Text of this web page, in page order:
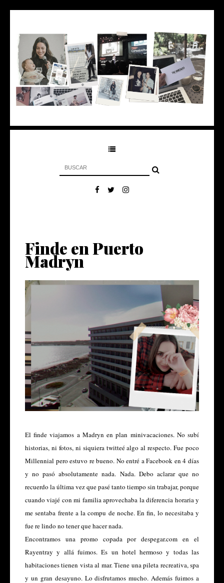
Finde en Puerto
Madryn
El finde viajamos a Madryn en plan minivacaciones. No subí
historias, ni fotos, ni siquiera twitteé algo al respecto. Fue poco
Millennial pero estuvo re bueno. No entré a Facebook en 4 días
y no pasó absolutamente nada. Nada. Debo aclarar que no
recuerdo la última vez que pasé tanto tiempo sin trabajar, porque
cuando viajé con mi familia aprovechaba la diferencia horaria y
me sentaba frente a la compu de noche. En fin, lo necesitaba y
fue re lindo no tener que hacer nada.
Encontramos una promo copada por despegar.com en el
Rayentray y allá fuimos. Es un hotel hermoso y todas las
habitaciones tienen vista al mar. Tiene una pileta recreativa, spa
y un gran desayuno. Lo disfrutamos mucho. Además fuimos a